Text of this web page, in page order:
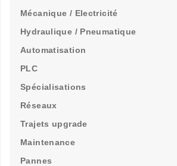
Mécanique / Electricité
Hydraulique / Pneumatique
Automatisation
PLC
Spécialisations
Réseaux
Trajets upgrade
Maintenance
Pannes